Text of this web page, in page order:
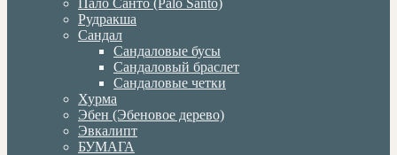
Пало Санто (Palo Santo)
Рудракша
Сандал
Сандаловые бусы
Сандаловый браслет
Сандаловые четки
Хурма
Эбен (Эбеновое дерево)
Эвкалипт
БУМАГА